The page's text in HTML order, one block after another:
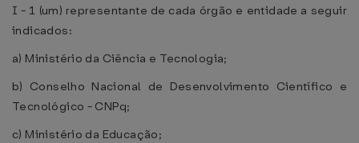
I - 1 (um) representante de cada órgão e entidade a seguir
indicados:
a) Ministério da Ciência e Tecnologia;
b) Conselho Nacional de Desenvolvimento Científico e
Tecnológico - CNPq;
c) Ministério da Educação;